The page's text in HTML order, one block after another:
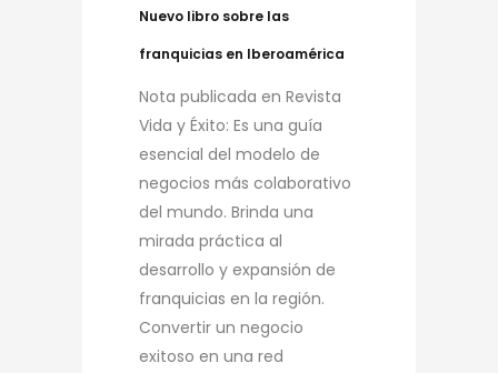
Nuevo libro sobre las
franquicias en Iberoamérica
Nota publicada en Revista
Vida y Éxito: Es una guía
esencial del modelo de
negocios más colaborativo
del mundo. Brinda una
mirada práctica al
desarrollo y expansión de
franquicias en la región.
Convertir un negocio
exitoso en una red